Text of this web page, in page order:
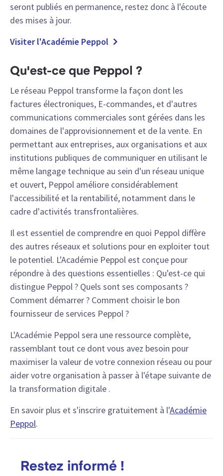
seront publiés en permanence, restez donc à l'écoute
des mises à jour.
Visiter l'Académie Peppol
Qu'est-ce que Peppol ?
Le réseau Peppol transforme la façon dont les
factures électroniques, E-commandes, et d'autres
communications commerciales sont gérées dans les
domaines de l'approvisionnement et de la vente. En
permettant aux entreprises, aux organisations et aux
institutions publiques de communiquer en utilisant le
même langage technique au sein d'un réseau unique
et ouvert, Peppol améliore considérablement
l'accessibilité et la rentabilité, notamment dans le
cadre d'activités transfrontalières.
Il est essentiel de comprendre en quoi Peppol diffère
des autres réseaux et solutions pour en exploiter tout
le potentiel. L'Académie Peppol est conçue pour
répondre à des questions essentielles : Qu'est-ce qui
distingue Peppol ? Quels sont ses composants ?
Comment démarrer ? Comment choisir le bon
fournisseur de services Peppol ?
L'Académie Peppol sera une ressource complète,
rassemblant tout ce dont vous avez besoin pour
maximiser la valeur de votre connexion réseau ou pour
aider votre organisation à passer à l'étape suivante de
la transformation digitale .
En savoir plus et s'inscrire gratuitement à l'Académie
Peppol.
Restez informé !